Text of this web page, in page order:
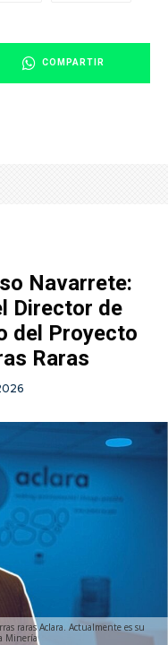
COMPARTIR
Navarrete:
Director de
del Proyecto
Raras
raras Aclara. Actualmente es su
Minería